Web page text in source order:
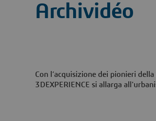
Archividéo
Con l’acquisizione dei pionieri
3DEXPERIENCE si allarga